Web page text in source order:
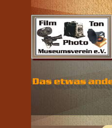
Direkt zum Seiteninhalt